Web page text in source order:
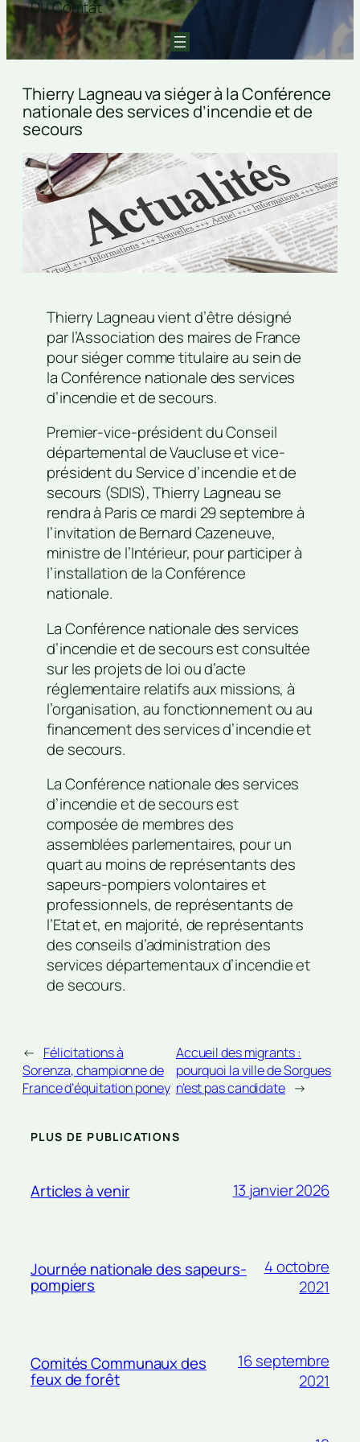
Du Comtat
Thierry Lagneau va siéger à la Conférence
nationale des services d’incendie et de
secours
Thierry Lagneau vient d’être désigné
par l’Association des maires de France
pour siéger comme titulaire au sein de
la Conférence nationale des services
d’incendie et de secours.
Premier-vice-président du Conseil
départemental de Vaucluse et vice-
président du Service d’incendie et de
secours (SDIS), Thierry Lagneau se
rendra à Paris ce mardi 29 septembre à
l’invitation de Bernard Cazeneuve,
ministre de l’Intérieur, pour participer à
l’installation de la Conférence
nationale.
La Conférence nationale des services
d’incendie et de secours est consultée
sur les projets de loi ou d’acte
réglementaire relatifs aux missions, à
l’organisation, au fonctionnement ou au
financement des services d’incendie et
de secours.
La Conférence nationale des services
d’incendie et de secours est
composée de membres des
assemblées parlementaires, pour un
quart au moins de représentants des
sapeurs-pompiers volontaires et
professionnels, de représentants de
l’Etat et, en majorité, de représentants
des conseils d’administration des
services départementaux d’incendie et
de secours.
← Félicitations à
Sorenza, championne de
France d’équitation poney
Accueil des migrants :
pourquoi la ville de Sorgues
n’est pas candidate →
PLUS DE PUBLICATIONS
Articles à venir 13 janvier 2026
Journée nationale des sapeurs-
pompiers
4 octobre
2021
Comités Communaux des
feux de forêt
16 septembre
2021